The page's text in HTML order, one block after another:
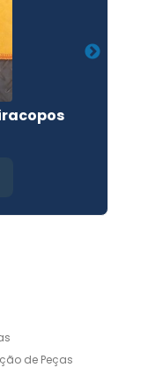
de Peças